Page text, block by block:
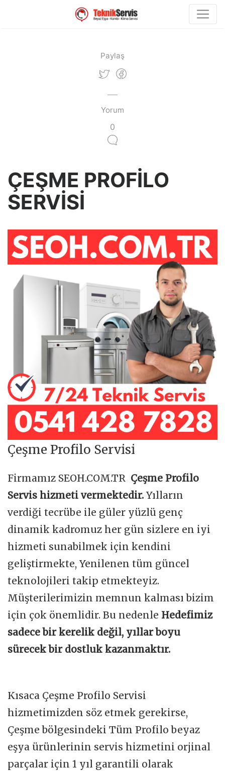
Paylaş
Yorum
0
ÇEŞME PROFİLO
SERVİSİ
Çeşme Profilo Servisi
Firmamız SEOH.COM.TR Çeşme Profilo
Servis hizmeti vermektedir. Yılların
verdiği tecrübe ile güler yüzlü genç
dinamik kadromuz her gün sizlere en iyi
hizmeti sunabilmek için kendini
geliştirmekte, Yenilenen tüm güncel
teknolojileri takip etmekteyiz.
Müşterilerimizin memnun kalması bizim
için çok önemlidir. Bu nedenle Hedefimiz
sadece bir kerelik değil, yıllar boyu
sürecek bir dostluk kazanmaktır.
Kısaca Çeşme Profilo Servisi
hizmetimizden söz etmek gerekirse,
Çeşme bölgesindeki Tüm Profilo beyaz
eşya ürünlerinin servis hizmetini orjinal
parçalar için 1 yıl garantili olarak